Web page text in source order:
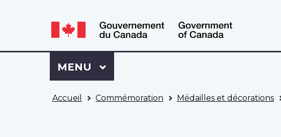
Language
switcher
Language
switcher
Se
connecter
à
Dossier
Menu
MENU PRINCIPAL
Accueil Commémoration Médailles et décorations